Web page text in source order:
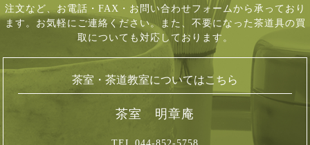
注文など、 お電話・FAX・お問い合わせフォームから承っており
ます。お気軽にご連絡ください。 また、不要になった茶道具の買
取についても対応しております。
茶室・茶道教室についてはこちら
茶室 明章庵